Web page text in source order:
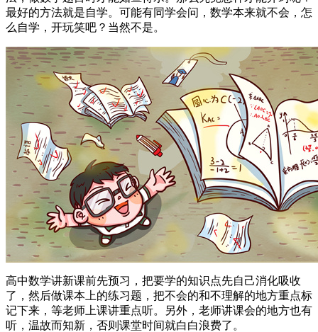
最好的方法就是自学。可能有同学会问，数学本来就不会，怎
么自学，开玩笑吧？当然不是。
高中数学讲新课前先预习，把要学的知识点先自己消化吸收
了，然后做课本上的练习题，把不会的和不理解的地方重点标
记下来，等老师上课讲重点听。另外，老师讲课会的地方也有
听，温故而知新，否则课堂时间就白白浪费了。